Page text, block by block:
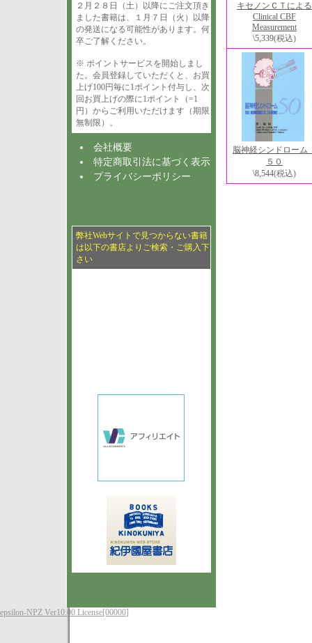
２月２８日（土）以降にご注文頂き
ました書籍は、１月７日（火）以降
の発送になる可能性があります。何
卒ご了解ください。
※ ポイントサービスを開始しまし
た。会員登録していただくと、お買
上げ100円毎に1ポイント付与し、次
回お買上げの際に1ポイント（=1
円）からご利用いただけます（期限
無制限）。
会社概要
特定商取引法に基づく表示
プライバシーポリシー
弊社Webサイトで見つからない書籍
は以下の書店よりご検索・ご購入下
さい
キセノンＣＴによる
Clinical CBF
Measurement
\5,339(税込)
脳神経シンドロー
５０
\8,544(税込)
epsilon-NPZ Ver10.00 License[00000]